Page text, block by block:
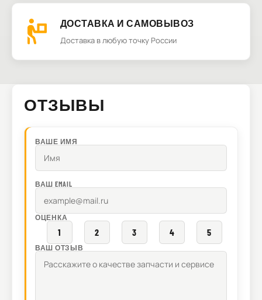
ДОСТАВКА И САМОВЫВОЗ
Доставка в любую точку России
ОТЗЫВЫ
ВАШЕ ИМЯ
ВАШ EMAIL
ОЦЕНКА
1 2 3 4 5
ВАШ ОТЗЫВ